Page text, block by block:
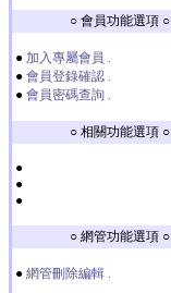
○ 會員功能選項 ○
● 加入專屬會員 .
● 會員登錄確認 .
● 會員密碼查詢 .
○ 相關功能選項 ○
●
●
●
○ 網管功能選項 ○
● 網管刪除編輯 .